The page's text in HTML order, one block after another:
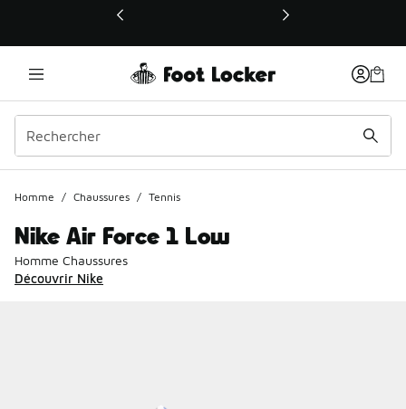
Ce lien ouvrira une nouvelle fenêtre
Homme / Chaussures / Tennis
Nike Air Force 1 Low
Homme Chaussures
Découvrir Nike